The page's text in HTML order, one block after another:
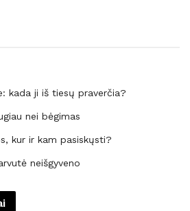
kada ji iš tiesų praverčia?
nei bėgimas
kur ir kam pasiskųsti?
neišgyveno